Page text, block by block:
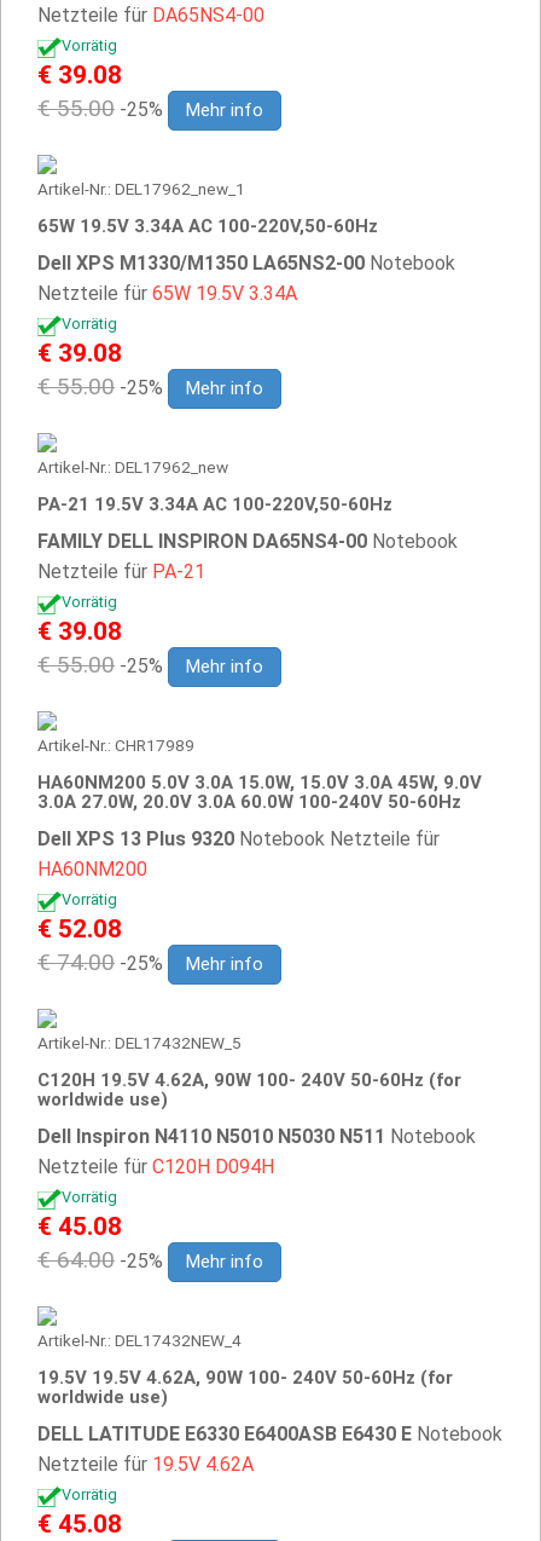
Netzteile für DA65NS4-00
Vorrätig
€ 39.08
€ 55.00 -25% Mehr info
Artikel-Nr.: DEL17962_new_1
65W 19.5V 3.34A AC 100-220V,50-60Hz
Dell XPS M1330/M1350 LA65NS2-00 Notebook
Netzteile für 65W 19.5V 3.34A
Vorrätig
€ 39.08
€ 55.00 -25% Mehr info
Artikel-Nr.: DEL17962_new
PA-21 19.5V 3.34A AC 100-220V,50-60Hz
FAMILY DELL INSPIRON DA65NS4-00 Notebook
Netzteile für PA-21
Vorrätig
€ 39.08
€ 55.00 -25% Mehr info
Artikel-Nr.: CHR17989
HA60NM200 5.0V 3.0A 15.0W, 15.0V 3.0A 45W, 9.0V
3.0A 27.0W, 20.0V 3.0A 60.0W 100-240V 50-60Hz
Dell XPS 13 Plus 9320 Notebook Netzteile für
HA60NM200
Vorrätig
€ 52.08
€ 74.00 -25% Mehr info
Artikel-Nr.: DEL17432NEW_5
C120H 19.5V 4.62A, 90W 100- 240V 50-60Hz (for
worldwide use)
Dell Inspiron N4110 N5010 N5030 N511 Notebook
Netzteile für C120H D094H
Vorrätig
€ 45.08
€ 64.00 -25% Mehr info
Artikel-Nr.: DEL17432NEW_4
19.5V 19.5V 4.62A, 90W 100- 240V 50-60Hz (for
worldwide use)
DELL LATITUDE E6330 E6400ASB E6430 E Notebook
Netzteile für 19.5V 4.62A
Vorrätig
€ 45.08